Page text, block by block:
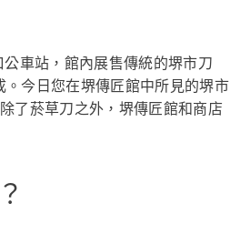
車站，館內展售傳統的堺市刀
今日您在堺傳匠館中所見的堺市
了菸草刀之外，堺傳匠館和商店